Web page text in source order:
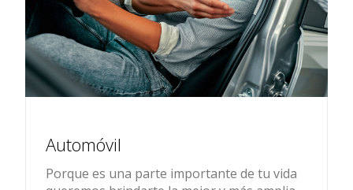
Automóvil
Porque es una parte importante de tu vida